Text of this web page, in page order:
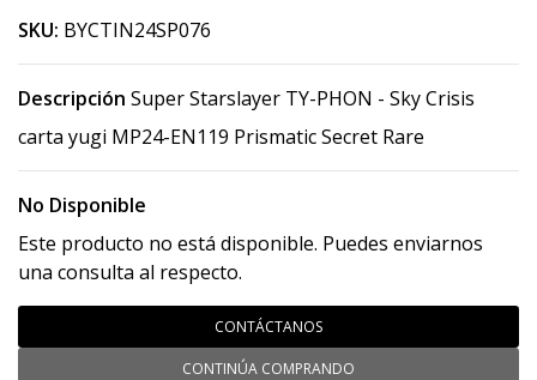
SKU: BYCTIN24SP076
Descripción Super Starslayer TY-PHON - Sky Crisis
carta yugi MP24-EN119 Prismatic Secret Rare
No Disponible
Este producto no está disponible. Puedes enviarnos
una consulta al respecto.
CONTÁCTANOS
CONTINÚA COMPRANDO